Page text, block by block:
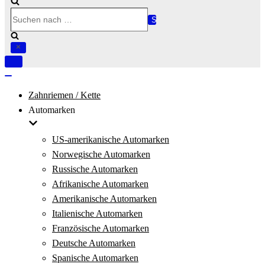
nach …
Navigation
Zahnriemen / Kette
Automarken
US-amerikanische Automarken
Norwegische Automarken
Russische Automarken
Afrikanische Automarken
Amerikanische Automarken
Italienische Automarken
Französische Automarken
Deutsche Automarken
Spanische Automarken